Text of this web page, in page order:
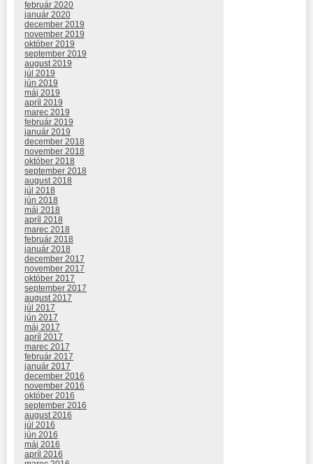
február 2020
január 2020
december 2019
november 2019
október 2019
september 2019
august 2019
júl 2019
jún 2019
máj 2019
apríl 2019
marec 2019
február 2019
január 2019
december 2018
november 2018
október 2018
september 2018
august 2018
júl 2018
jún 2018
máj 2018
apríl 2018
marec 2018
február 2018
január 2018
december 2017
november 2017
október 2017
september 2017
august 2017
júl 2017
jún 2017
máj 2017
apríl 2017
marec 2017
február 2017
január 2017
december 2016
november 2016
október 2016
september 2016
august 2016
júl 2016
jún 2016
máj 2016
apríl 2016